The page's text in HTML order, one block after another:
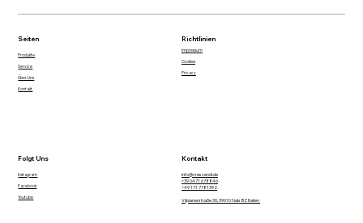
Kontakt
info@crescendi.de
+39 0471 678846
+49 171 7781392
Vilpianerstraße 30, 39010 Nals BZ Italien
Seiten
Produkte
Service
Über Uns
Kontakt
Richtlinien
Impressum
Cookies
Privacy
Folgt Uns
Instagram
Facebook
Youtube